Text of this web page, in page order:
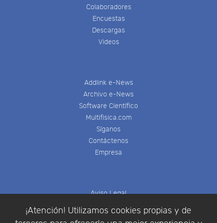
¡Atención! Utilizamos cookies propias y de
Colaboradores
Encuestas
Descargas
Videos
Addlink e-News
Archivo e-News
Software Científico
Multifisica.com
Síganos
Contáctenos
Empresa
Aviso Legal